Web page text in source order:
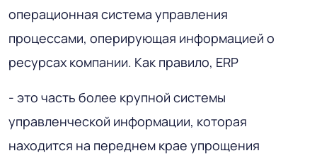
операционная система управления
процессами, оперирующая информацией о
ресурсах компании. Как правило, ERP
- это часть более крупной системы
управленческой информации, которая
находится на переднем крае упрощения